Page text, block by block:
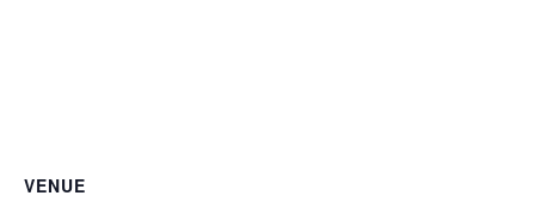
VENUE